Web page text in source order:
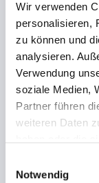
Wir verwenden
personalisieren,
zu können und
analysieren.
Verwendung
soziale Medien,
Partner führen
weiteren Daten
Notwendig
Eine
Datenquellen
Die Erfassung
Abs. 1 lit. f
berechtigtes
Darstellung und
müssen die
C)
Wenn Sie uns